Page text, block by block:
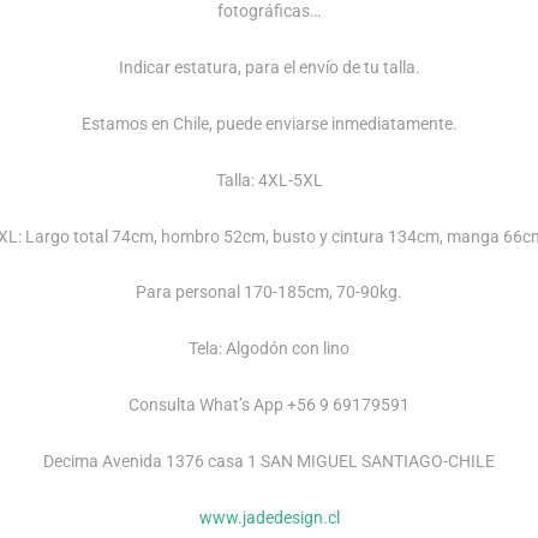
fotográficas…
Indicar estatura, para el envío de tu talla.
Estamos en Chile, puede enviarse inmediatamente.
Talla: 4XL-5XL
Largo total 74cm, hombro 52cm, busto y cintura 134cm, manga
Para personal 170-185cm, 70-90kg.
Tela: Algodón con lino
Consulta What’s App +56 9 69179591
Decima Avenida 1376 casa 1 SAN MIGUEL SANTIAGO-CHILE
www.jadedesign.cl